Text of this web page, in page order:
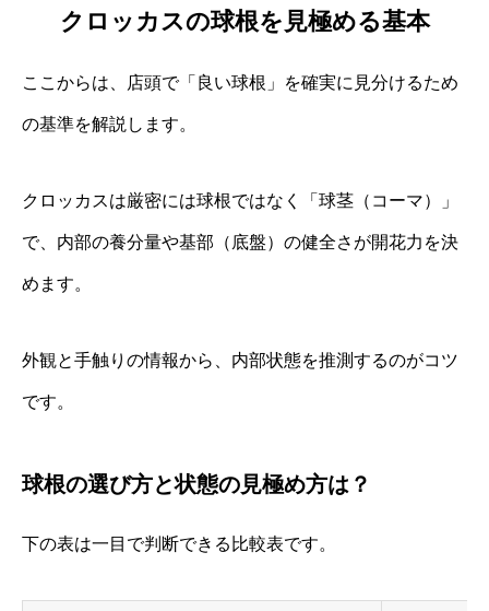
クロッカスの球根を見極める基本
ここからは、店頭で「良い球根」を確実に見分けるため
の基準を解説します。
クロッカスは厳密には球根ではなく「球茎（コーマ）」
で、内部の養分量や基部（底盤）の健全さが開花力を決
めます。
外観と手触りの情報から、内部状態を推測するのがコツ
です。
球根の選び方と状態の見極め方は？
下の表は一目で判断できる比較表です。